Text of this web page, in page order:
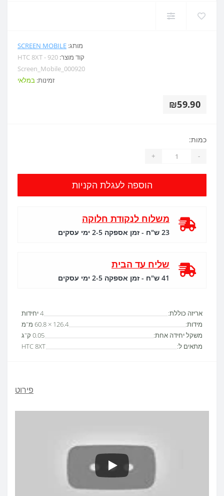
מותג: SCREEN MOBILE
קוד מוצר: HTC 8XT - 920
Screen_Mobile_000920
זמינות: במלאי
₪59.90
אריזה כוללת:
4 יחידות
מידות:
126.4 × 60.8 מ"מ
משקל יחידה אחת:
0.05 ק"ג
מתאים ל:
HTC 8XT
כמות:
-
+
הוספה לעגלת הקניות
משלוח לנקודת חלוקה
23 ש"ח - זמן אספקה 2-5 ימי עסקים
שליח עד הבית
41 ש"ח - זמן אספקה 2-5 ימי עסקים
פירוט